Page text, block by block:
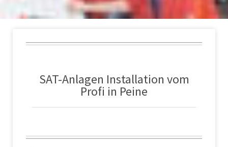
SAT-Anlagen Installation vom
Profi in Peine